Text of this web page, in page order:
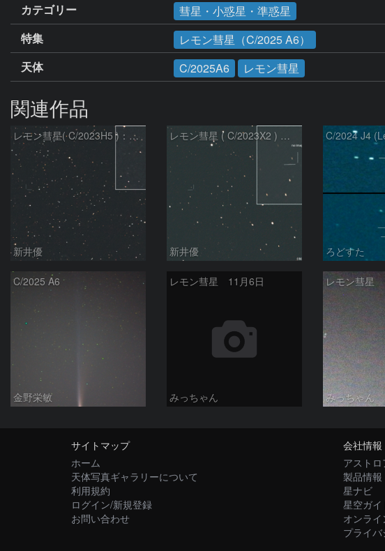
カテゴリー
彗星・小惑星・準惑星
特集
レモン彗星（C/2025 A6）
天体
C/2025A6 レモン彗星
関連作品
レモン彗星( C/2023H5 )：2026/05/20
新井優
レモン彗星 ( C/2023X2 ) の予報位置：2026/05/29
新井優
C/2024 J4
ろどすた
C/2025 A6
金野栄敏
レモン彗星 11月6日
みっちゃん
レモン彗星
みっちゃん
サイトマップ
ホーム
天体写真ギャラリーについて
利用規約
ログイン/新規登録
お問い合わせ
会社情報
アスト
製品情報
星ナビ
星空ガイ
オンラ
プライ